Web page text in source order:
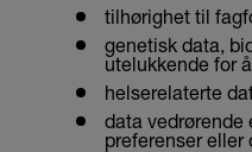
tilhørighet til
genetisk data,
utelukkende for
helserelaterte
data vedrørende
preferenser eller